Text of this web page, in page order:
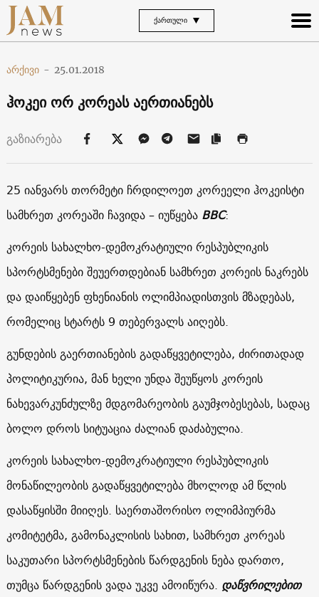
ᲥᲐᲠᲗᲣᲚᲘ
არქივი - 25.01.2018
ჰოკეი ორ კორეას აერთიანებს
გაზიარება
25 იანვარს თორმეტი ჩრდილოეთ კორეელი ჰოკეისტი
სამხრეთ კორეაში ჩავიდა – იუწყება BBC:
კორეის სახალხო-დემოკრატიული რესპუბლიკის
სპორტსმენები შეუერთდებიან სამხრეთ კორეის ნაკრებს
და დაიწყებენ ფხენიანის ოლიმპიადისთვის მზადებას,
რომელიც სტარტს 9 თებერვალს აიღებს.
გუნდების გაერთიანების გადაწყვეტილება, ძირითადად
პოლიტიკურია, მან ხელი უნდა შეუწყოს კორეის
ნახევარკუნძულზე მდგომარეობის გაუმჯობესებას, სადაც
ბოლო დროს სიტუაცია ძალიან დაძაბულია.
კორეის სახალხო-დემოკრატიული რესპუბლიკის
მონაწილეობის გადაწყვეტილება მხოლოდ ამ წლის
დასაწყისში მიიღეს. საერთაშორისო ოლიმპიურმა
კომიტეტმა, გამონაკლისის სახით, სამხრეთ კორეას
საკუთარი სპორტსმენების წარდგენის ნება დართო,
თუმცა წარდგენის ვადა უკვე ამოიწურა. დაწვრილებით